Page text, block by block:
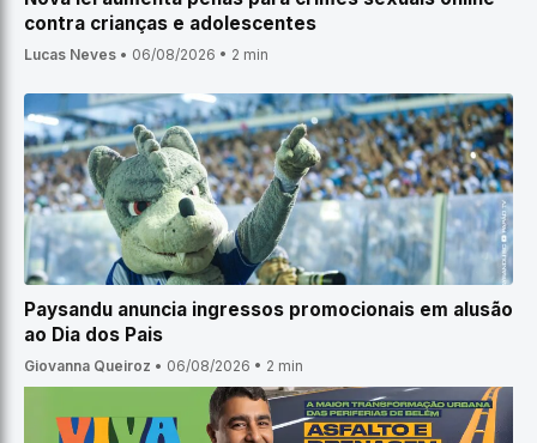
contra crianças e adolescentes
Lucas Neves • 06/08/2026 • 2 min
Paysandu anuncia ingressos promocionais em alusão
ao Dia dos Pais
Giovanna Queiroz • 06/08/2026 • 2 min